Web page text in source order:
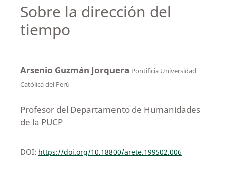
Sobre la dirección del
tiempo
Arsenio Guzmán Jorquera Pontificia Universidad
Católica del Perú
Profesor del Departamento de Humanidades
de la PUCP
DOI: https://doi.org/10.18800/arete.199502.006